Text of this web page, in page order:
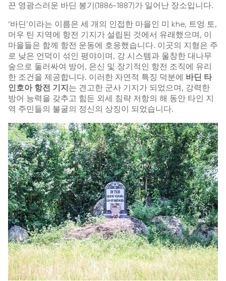
끈 영광스러운 바딘 봉기(1886-1887)가 일어난 장소입니다.
‘바딘’이라는 이름은 세 개의 인접한 마을인 미 khe, 트엉 토,
머우 틴 지역에 항전 기지가 설립된 것에서 유래했으며, 이
마을들은 함께 항전 운동에 호응했습니다. 이곳의 지형은 주
로 낮은 언덕이 섞인 평야이며, 강 시스템과 울창한 대나무
숲으로 둘러싸여 방어, 은신 및 장기적인 항전 조직에 유리
한 조건을 제공합니다. 이러한 자연적 특징 덕분에 바딘 타
인호아 항전 기지 는 견고한 군사 기지가 되었으며, 강력한
방어 능력을 갖추고 힘든 외세 침략 저항의 해 동안 타인 지
역 주민들의 불굴의 정신의 상징이 되었습니다.